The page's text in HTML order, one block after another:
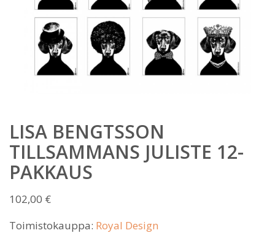
LISA BENGTSSON
TILLSAMMANS JULISTE 12-
PAKKAUS
102,00 €
Toimistokauppa: Royal Design